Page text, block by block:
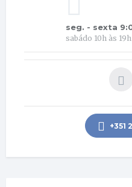
seg. - sexta
sabádo 10h às 19h
+351